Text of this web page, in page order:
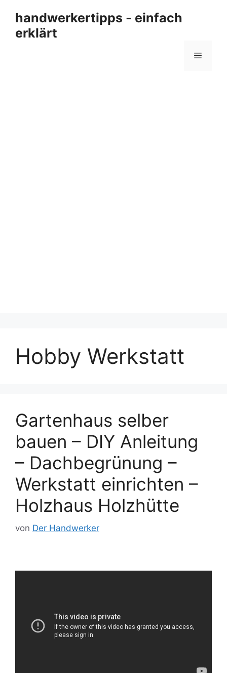
Inhalt
springen
handwerkertipps - einfach
erklärt
Menü
Hobby Werkstatt
Gartenhaus selber
bauen – DIY Anleitung
– Dachbegrünung –
Werkstatt einrichten –
Holzhaus Holzhütte
von Der Handwerker